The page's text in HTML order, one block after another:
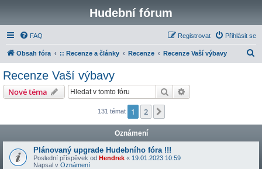
Hudební fórum
FAQ Přihlásit se
Registrovat
Obsah fóra :: Recenze a články Recenze Recenze Vaší výbavy
Recenze Vaší výbavy
Nové téma Hledat
131 témat 1 2
Oznámení
Plánovaný upgrade Hudebního fóra !!!
Poslední příspěvek od Hendrek « 19.01.2023 10:59
Napsal v Oznámení